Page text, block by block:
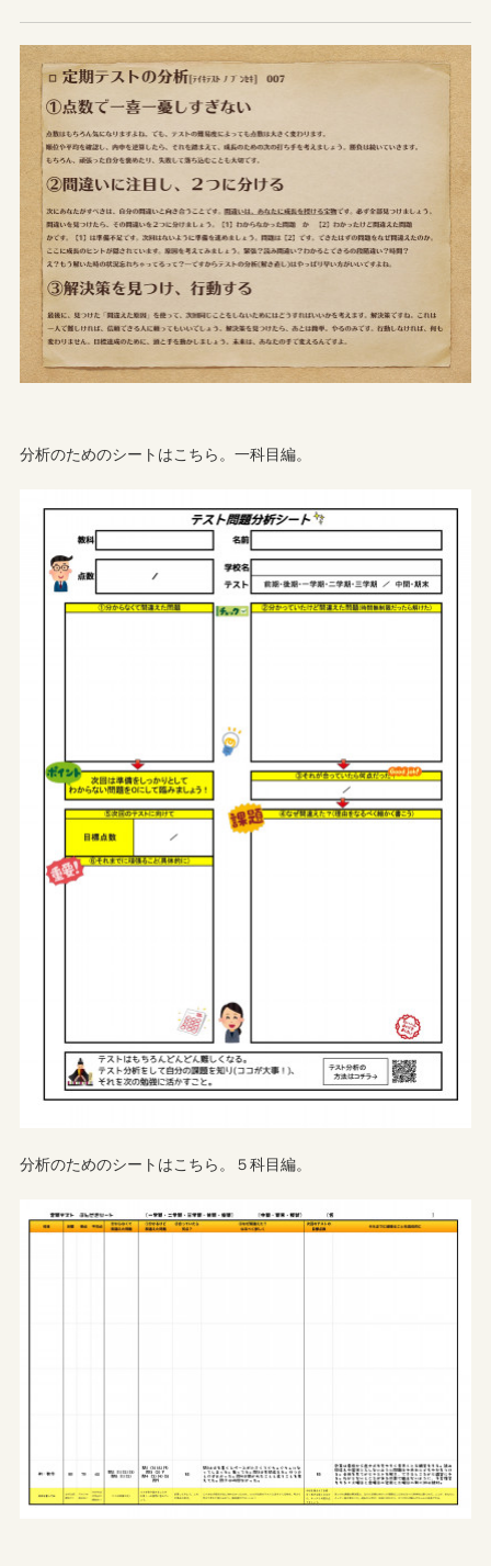
分析のためのシートはこちら。一科目編。
分析のためのシートはこちら。５科目編。